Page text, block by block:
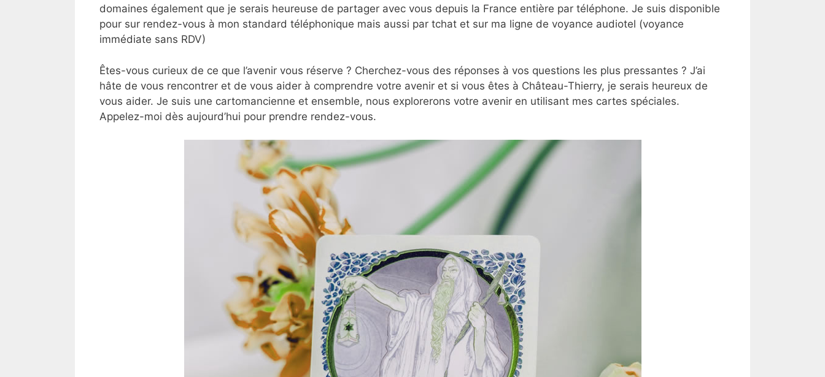
domaines également que je serais heureuse de partager avec vous depuis la France entière par téléphone. Je suis disponible
pour sur rendez-vous à mon standard téléphonique mais aussi par tchat et sur ma ligne de voyance audiotel (voyance
immédiate sans RDV)
Êtes-vous curieux de ce que l’avenir vous réserve ? Cherchez-vous des réponses à vos questions les plus pressantes ? J’ai
hâte de vous rencontrer et de vous aider à comprendre votre avenir et si vous êtes à Château-Thierry, je serais heureux de
vous aider. Je suis une cartomancienne et ensemble, nous explorerons votre avenir en utilisant mes cartes spéciales.
Appelez-moi dès aujourd’hui pour prendre rendez-vous.